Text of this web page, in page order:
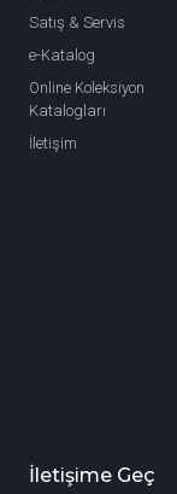
Satış & Servis
e-Katalog
Online Koleksiyon
Katalogları
İletişim
İletişime Geç